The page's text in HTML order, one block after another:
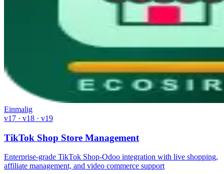
Einmalig
v17 · v18 · v19
TikTok Shop Store Management
Enterprise-grade TikTok Shop-Odoo integration with live shopping,
affiliate management, and video commerce support